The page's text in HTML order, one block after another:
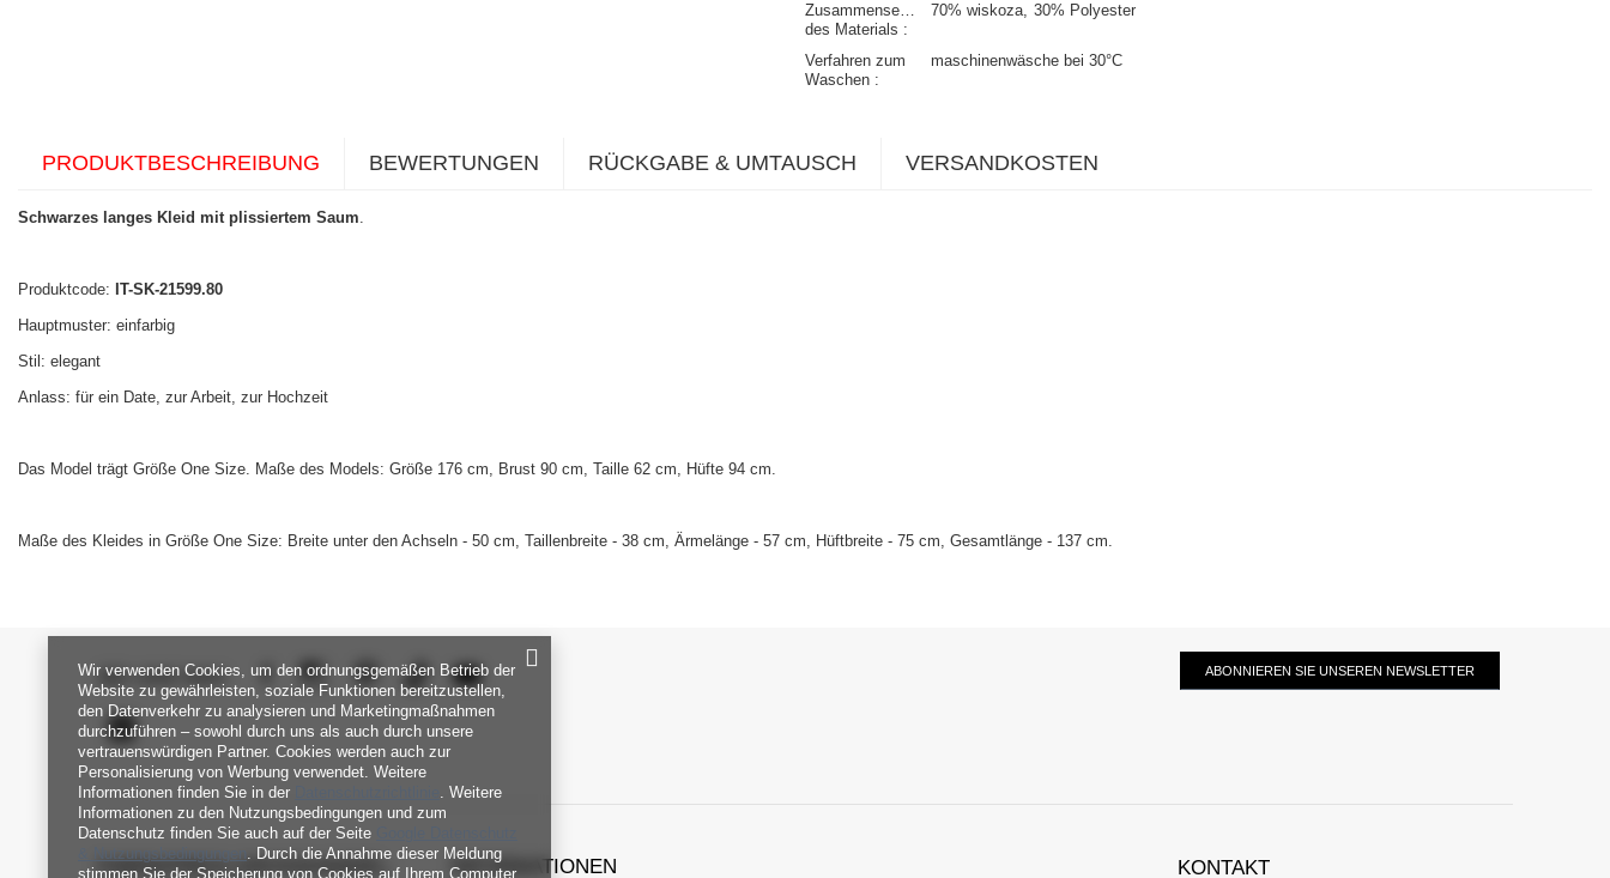
Zusammensetzung
des Materials
70% wiskoza 30% Polyester
Verfahren zum
Waschen
maschinenwäsche bei 30°C
PRODUKTBESCHREIBUNG BEWERTUNGEN RÜCKGABE & UMTAUSCH VERSANDKOSTEN
Schwarzes langes Kleid mit plissiertem Saum.
Produktcode: IT-SK-21599.80
Hauptmuster: einfarbig
Stil: elegant
Anlass: für ein Date, zur Arbeit, zur Hochzeit
Das Model trägt Größe One Size. Maße des Models: Größe 176 cm, Brust 90 cm, Taille 62 cm, Hüfte 94 cm.
Maße des Kleides in Größe One Size: Breite unter den Achseln - 50 cm, Taillenbreite - 38 cm, Ärmelänge - 57 cm, Hüftbreite - 75 cm, Gesamtlänge - 137 cm.
SEI UNS NAH ABONNIEREN SIE UNSEREN NEWSLETTER
FABRIKPREIS-GROSSHANDEL-K INFORMATIONEN KONTAKT
Wir verwenden Cookies, um den ordnungsgemäßen Betrieb der
Website zu gewährleisten, soziale Funktionen bereitzustellen,
den Datenverkehr zu analysieren und Marketingmaßnahmen
durchzuführen – sowohl durch uns als auch durch unsere
vertrauenswürdigen Partner. Cookies werden auch zur
Personalisierung von Werbung verwendet. Weitere
Informationen finden Sie in der
. Weitere
Informationen zu den Nutzungsbedingungen und zum
Datenschutz finden Sie auch auf der Seite
& Nutzungsbedingungen . Durch die Annahme dieser Meldung
stimmen Sie der Speicherung von Cookies auf Ihrem Computer